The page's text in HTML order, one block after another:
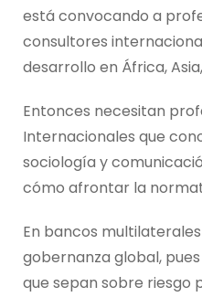
está convocando a
consultores
desarrollo en África,
Entonces necesitan
Internacionales que
sociología y
cómo afrontar la
En bancos
gobernanza global,
que sepan sobre riesgo